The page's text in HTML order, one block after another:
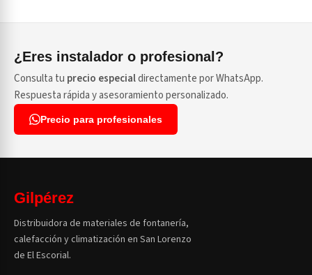
¿Eres instalador o profesional?
Consulta tu precio especialdirectamente por WhatsApp.
Respuesta rápida y asesoramiento personalizado.
Precio para profesionales
Gilpérez
Distribuidora de materiales de fontanería,
calefacción y climatización en San Lorenzo
de El Escorial.